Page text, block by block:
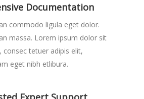
Documentation
commodo ligula eget dolor.
massa. Lorem ipsum dolor sit
consec tetuer adipis elit,
eget nibh etlibura.